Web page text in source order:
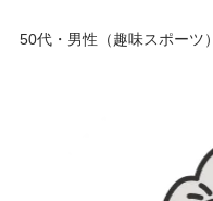
50代・男性（趣味スポーツ）